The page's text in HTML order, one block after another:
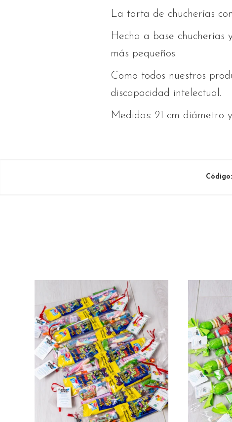
La tarta de chucherías
Hecha a base
más pequeños.
Como todos nuestros
discapacidad intelectual.
Medidas: 21 cm diámetro
Código: